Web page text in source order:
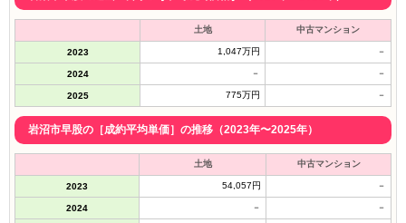
土地 中古マンション
2023 1,047万円 －
2024 － －
2025 775万円 －
岩沼市早股の［成約平均単価］の推移（2023年〜2025年）
土地 中古マンション
2023 54,057円 －
2024 － －